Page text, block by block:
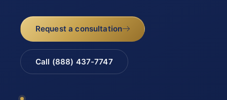
Request a consultation
Call (888) 437-7747